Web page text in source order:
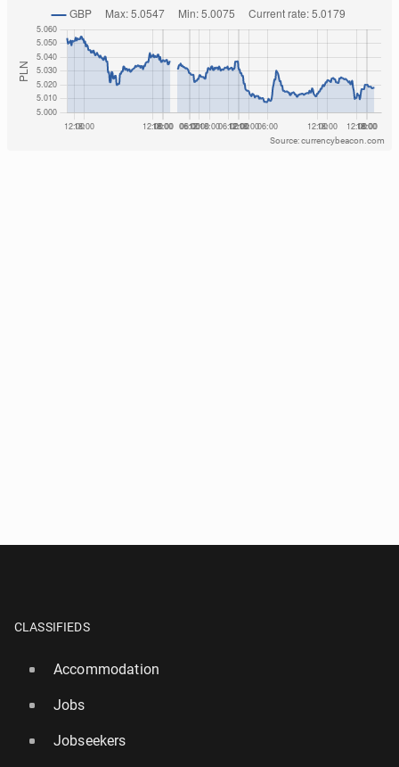
Source: currencybeacon.com
CLASSIFIEDS
Accommodation
Jobs
Jobseekers